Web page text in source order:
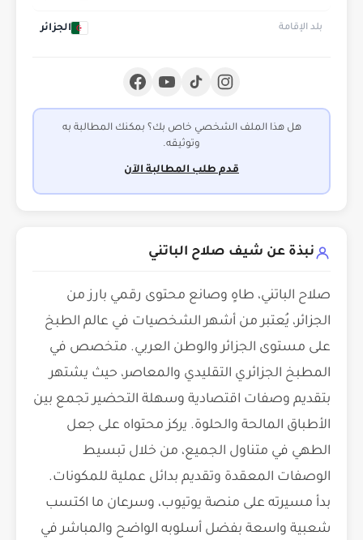
بلد الإقامة الجزائر
هل هذا الملف الشخصي خاص بك؟ بمكنك المطالبة به
وتوثيقه.
قدم طلب المطالبة الآن
نبذة عن شيف صلاح الباتني
صلاح الباتني، طاهٍ وصانع محتوى رقمي بارز من
الجزائر، يُعتبر من أشهر الشخصيات في عالم الطبخ
على مستوى الجزائر والوطن العربي. متخصص في
المطبخ الجزائري التقليدي والمعاصر، حيث يشتهر
بتقديم وصفات اقتصادية وسهلة التحضير تجمع بين
الأطباق المالحة والحلوة. يركز محتواه على جعل
الطهي في متناول الجميع، من خلال تبسيط
الوصفات المعقدة وتقديم بدائل عملية للمكونات.
بدأ مسيرته على منصة يوتيوب، وسرعان ما اكتسب
شعبية واسعة بفضل أسلوبه الواضح والمباشر في